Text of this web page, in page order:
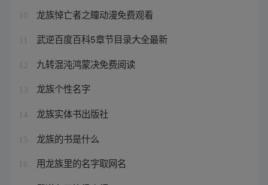
10 龙族悼亡者之瞳动漫免费观看
武逆百度百科5章节目录大全最新
12 九转混沌鸿蒙决免费阅读
13 龙族个性名字
14 龙族实体书出版社
15 龙族的书是什么
16 用龙族里的名字取网名